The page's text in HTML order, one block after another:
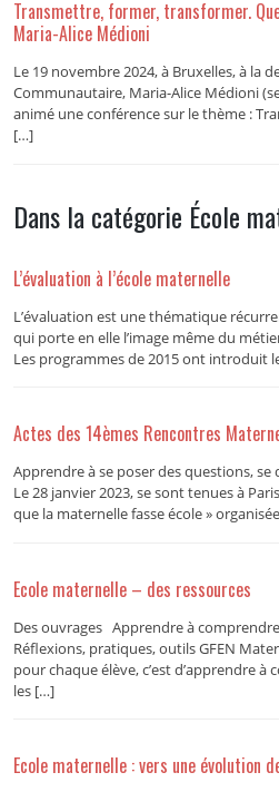
Transmettre, former, transformer.
Maria-Alice Médioni
Le 19 novembre 2024, à Bruxelles, à la
Communautaire, Maria-Alice Médioni
animé une conférence sur le thème :
[…]
Dans la catégorie École
L’évaluation à l’école maternelle
L’évaluation est une thématique
qui porte en elle l’image même du
Les programmes de 2015 ont introduit
Actes des 14èmes Rencontres
Apprendre à se poser des questions,
Le 28 janvier 2023, se sont tenues à
que la maternelle fasse école »
Ecole maternelle – des ressources
Des ouvrages Apprendre à
Réflexions, pratiques, outils GFEN
pour chaque élève, c’est d’apprendre
les […]
Ecole maternelle : vers une évolution